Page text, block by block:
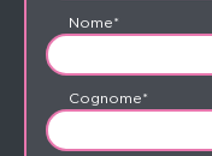
Nome*
Cognome*